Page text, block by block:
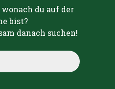
du auf der
bist?
danach suchen!